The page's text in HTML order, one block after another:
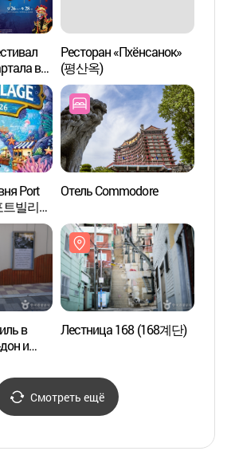
в
산
Ресторан «Пхёнсанок»
(평산옥)
Port
빌리지
Отель Commodore
в
и
도로)
Лестница 168 (168계단)
Смотреть ещё